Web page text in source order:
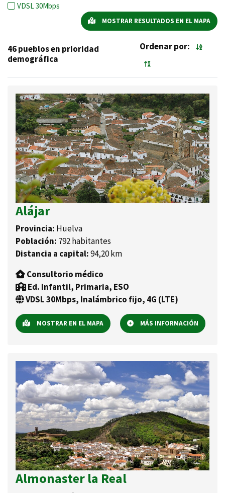
VDSL 30Mbps
MOSTRAR RESULTADOS EN EL MAPA
46 pueblos en prioridad
demográfica
Ordenar por:
Alájar
Provincia: Huelva
Población: 792 habitantes
Distancia a capital:94,20 km
Consultorio médico
Ed. Infantil, Primaria, ESO
VDSL 30Mbps, Inalámbrico fijo, 4G (LTE)
MOSTRAR EN EL MAPA MÁS INFORMACIÓN
Almonaster la Real